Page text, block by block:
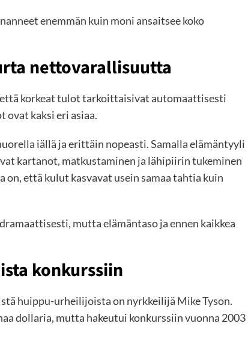
enemmän kuin moni ansaitsee koko
nettovarallisuutta
korkeat tulot tarkoittaisivat automaattisesti
ovat kaksi eri asiaa.
iällä ja erittäin nopeasti. Samalla elämäntyyli
kartanot, matkustaminen ja lähipiirin tukeminen
että kulut kasvavat usein samaa tahtia kuin
mutta elämäntaso ja ennen kaikkea
konkurssiin
huippu-urheilijoista on nyrkkeilijä Mike Tyson.
dollaria, mutta hakeutui konkurssiin vuonna 2003